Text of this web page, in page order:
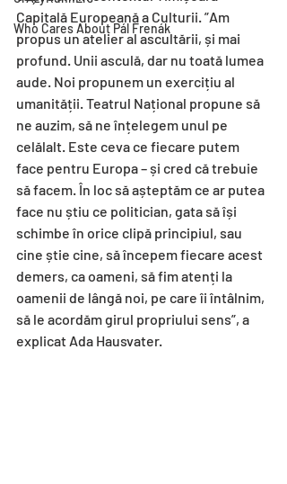
Who Cares About Pál Frenák
Capitală Europeană a Culturii. ”Am
propus un atelier al ascultării, și mai
profund. Unii asculă, dar nu toată lumea
aude. Noi propunem un exercițiu al
umanității. Teatrul Național propune să
ne auzim, să ne înțelegem unul pe
celălalt. Este ceva ce fiecare putem
face pentru Europa – și cred că trebuie
să facem. În loc să așteptăm ce ar putea
face nu știu ce politician, gata să își
schimbe în orice clipă principiul, sau
cine știe cine, să începem fiecare acest
demers, ca oameni, să fim atenți la
oamenii de lângă noi, pe care îi întâlnim,
să le acordăm girul propriului sens”, a
explicat Ada Hausvater.